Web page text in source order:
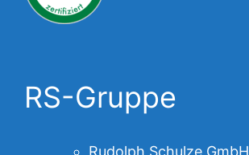
RS-Gruppe
Rudolph Schulze GmbH